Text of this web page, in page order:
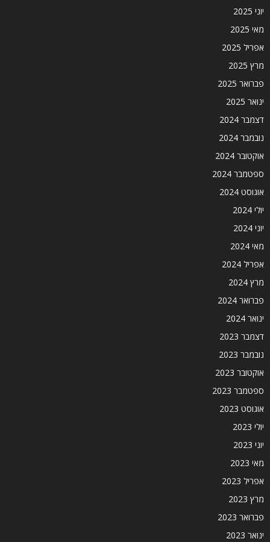
יוני 2025
מאי 2025
אפריל 2025
מרץ 2025
פברואר 2025
ינואר 2025
דצמבר 2024
נובמבר 2024
אוקטובר 2024
ספטמבר 2024
אוגוסט 2024
יולי 2024
יוני 2024
מאי 2024
אפריל 2024
מרץ 2024
פברואר 2024
ינואר 2024
דצמבר 2023
נובמבר 2023
אוקטובר 2023
ספטמבר 2023
אוגוסט 2023
יולי 2023
יוני 2023
מאי 2023
אפריל 2023
מרץ 2023
פברואר 2023
ינואר 2023